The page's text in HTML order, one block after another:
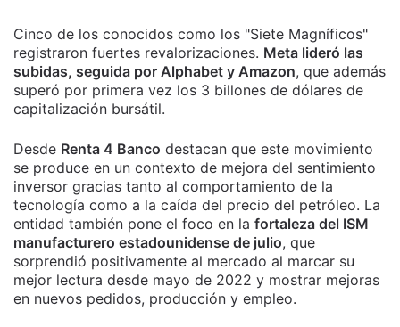
Cinco de los conocidos como los "Siete Magníficos"
registraron fuertes revalorizaciones. Meta lideró las
subidas, seguida por Alphabet y Amazon, que además
superó por primera vez los 3 billones de dólares de
capitalización bursátil.
Desde Renta 4 Banco destacan que este movimiento
se produce en un contexto de mejora del sentimiento
inversor gracias tanto al comportamiento de la
tecnología como a la caída del precio del petróleo. La
entidad también pone el foco en la fortaleza del ISM
manufacturero estadounidense de julio, que
sorprendió positivamente al mercado al marcar su
mejor lectura desde mayo de 2022 y mostrar mejoras
en nuevos pedidos, producción y empleo.